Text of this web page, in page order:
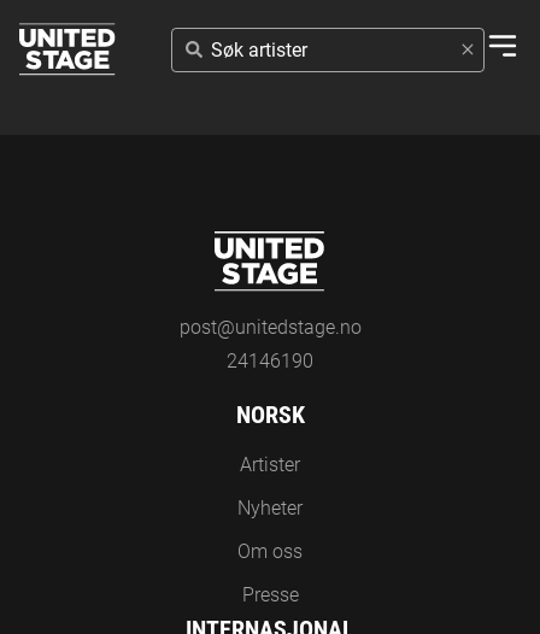
SØK
ARTISTER
post@unitedstage.no
24146190
NORSK
Artister
Nyheter
Om oss
Presse